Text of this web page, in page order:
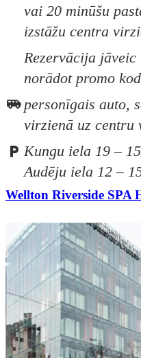
vai 20 minūšu
izstāžu centra
Rezervācija jāveic
norādot promo
personīgais auto,
virzienā uz centru
Kungu iela 19 –
Audēju iela 12 –
Wellton Riverside SPA